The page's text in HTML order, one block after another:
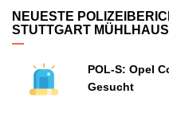
NEUESTE
STUTTGART
POL-S: Opel
Gesucht